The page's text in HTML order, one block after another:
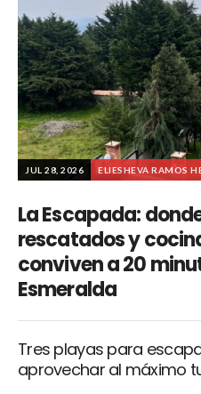
JUL 28, 2026 ELIESHEVA RAMOS
La Escapada:
rescatados y
conviven a 20
Esmeralda
Tres playas para
aprovechar al máximo